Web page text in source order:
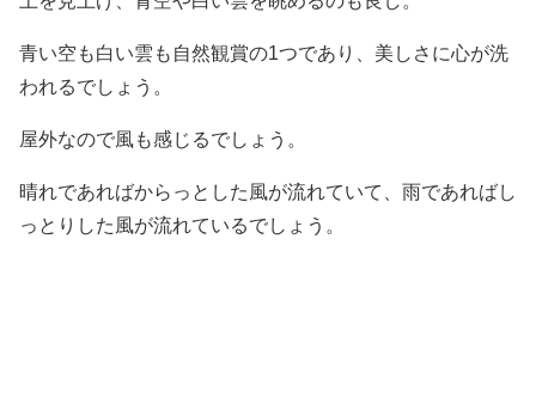
青い空も白い雲も自然観賞の1つであり、美しさに心が洗
われるでしょう。
屋外なので風も感じるでしょう。
晴れであればからっとした風が流れていて、雨であればし
っとりした風が流れているでしょう。